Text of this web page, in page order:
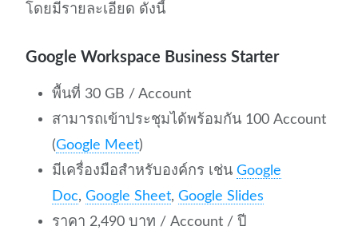
โดยมีรายละเอียด ดังนี้
Google Workspace Business Starter
พื้นที่ 30 GB / Account
สามารถเข้าประชุมได้พร้อมกัน 100 Account
(Google Meet)
มีเครื่องมือสำหรับองค์กร เช่น Google
Doc, Google Sheet, Google Slides
ราคา 2,490 บาท / Account / ปี